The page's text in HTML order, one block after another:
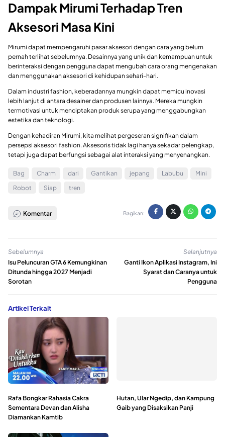
Dampak Mirumi Terhadap Tren
Aksesori Masa Kini
Mirumi dapat mempengaruhi pasar aksesori dengan cara yang belum
pernah terlihat sebelumnya. Desainnya yang unik dan kemampuan untuk
berinteraksi dengan pengguna dapat mengubah cara orang mengenakan
dan menggunakan aksesori di kehidupan sehari-hari.
Dalam industri fashion, keberadannya mungkin dapat memicu inovasi
lebih lanjut di antara desainer dan produsen lainnya. Mereka mungkin
termotivasi untuk menciptakan produk serupa yang menggabungkan
estetika dan teknologi.
Dengan kehadiran Mirumi, kita melihat pergeseran signifikan dalam
persepsi aksesori fashion. Aksesoris tidak lagi hanya sekadar pelengkap,
tetapi juga dapat berfungsi sebagai alat interaksi yang menyenangkan.
Bag Charm dari Gantikan jepang Labubu
Mini
Robot
Siap tren
Komentar Bagikan:
Sebelumnya
Isu Peluncuran GTA 6 Kemungkinan
Ditunda hingga 2027 Menjadi
Sorotan
Selanjutnya
Ganti Ikon Aplikasi Instagram, Ini
Syarat dan Caranya untuk
Pengguna
Artikel Terkait
Rafa Bongkar Rahasia Cakra
Sementara Devan dan Alisha
Diamankan Kamtib
Hutan, Ular Ngedip, dan Kampung
Gaib yang Disaksikan Panji